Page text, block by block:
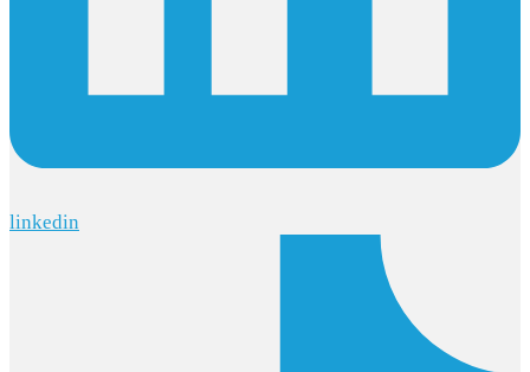
linkedin